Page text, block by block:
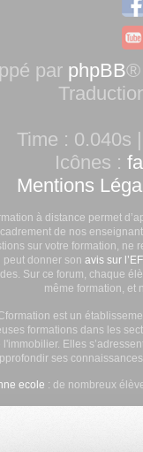
par phpBB®
Time : 0.040s
Icônes :
Mentions
à distance permet
de nos
sur votre formation, ne
peut donner son avis sur
Sur ce forum, chaque
même formation, et
est un
formations dans les
l'immobilier. Elles
ses
ecole : de nombreux